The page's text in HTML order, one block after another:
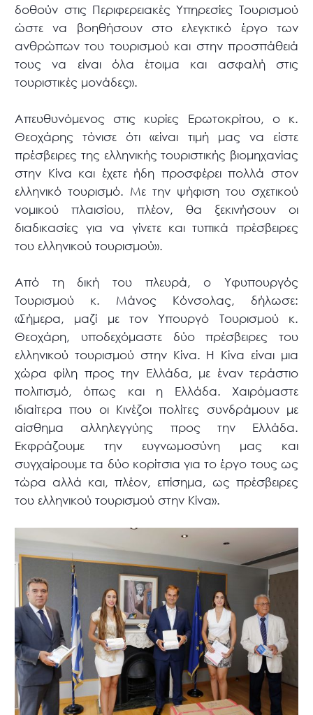
δοθούν στις Περιφερειακές Υπηρεσίες Τουρισμού
ώστε να βοηθήσουν στο ελεγκτικό έργο των
ανθρώπων του τουρισμού και στην προσπάθειά
τους να είναι όλα έτοιμα και ασφαλή στις
τουριστικές μονάδες».
Απευθυνόμενος στις κυρίες Ερωτοκρίτου, ο κ.
Θεοχάρης τόνισε ότι «είναι τιμή μας να είστε
πρέσβειρες της ελληνικής τουριστικής βιομηχανίας
στην Κίνα και έχετε ήδη προσφέρει πολλά στον
ελληνικό τουρισμό. Με την ψήφιση του σχετικού
νομικού πλαισίου, πλέον, θα ξεκινήσουν οι
διαδικασίες για να γίνετε και τυπικά πρέσβειρες
του ελληνικού τουρισμού».
Από τη δική του πλευρά, ο Υφυπουργός
Τουρισμού κ. Μάνος Κόνσολας, δήλωσε:
«Σήμερα, μαζί με τον Υπουργό Τουρισμού κ.
Θεοχάρη, υποδεχόμαστε δύο πρέσβειρες του
ελληνικού τουρισμού στην Κίνα. Η Κίνα είναι μια
χώρα φίλη προς την Ελλάδα, με έναν τεράστιο
πολιτισμό, όπως και η Ελλάδα. Χαιρόμαστε
ιδιαίτερα που οι Κινέζοι πολίτες συνδράμουν με
αίσθημα αλληλεγγύης προς την Ελλάδα.
Εκφράζουμε την ευγνωμοσύνη μας και
συγχαίρουμε τα δύο κορίτσια για το έργο τους ως
τώρα αλλά και, πλέον, επίσημα, ως πρέσβειρες
του ελληνικού τουρισμού στην Κίνα».